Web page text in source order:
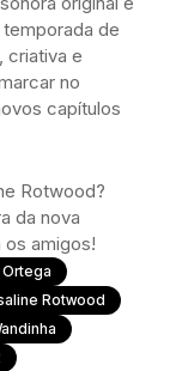
de
criativa e
no
capítulos
Rotwood?
da nova
amigos!
Rotwood